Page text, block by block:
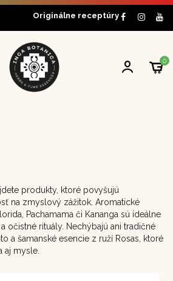
Originálne receptúry
0
produkty, ktoré povyšujú
na zmyslový zážitok. Aromatické
Pachamama či Kananga sú ideálne
očistné rituály. Nechýbajú ani tradičné
a šamanské esencie z ruží Rosas, ktoré
aj mysle.